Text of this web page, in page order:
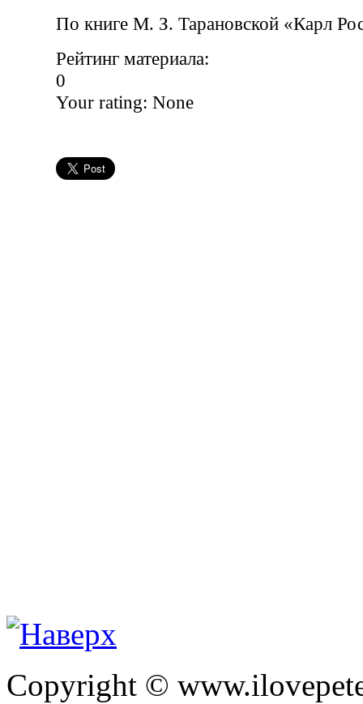
По книге М. З. Тарановской «Карл
Рейтинг материала:
0
Your rating: None
Copyright ©